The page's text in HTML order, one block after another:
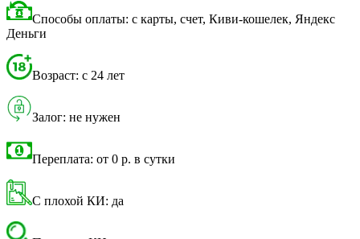
Способы оплаты: с карты, счет, Киви-кошелек, Яндекс
Деньги
Возраст: с 24 лет
Залог: не нужен
Переплата: от 0 р. в сутки
С плохой КИ: да